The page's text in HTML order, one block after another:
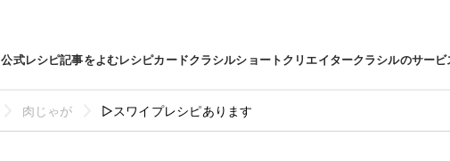
公式レシピ記事をよむレシピカードクラシルショートクリエイタークラシルのサービ
肉じゃが ▷スワイプレシピあります